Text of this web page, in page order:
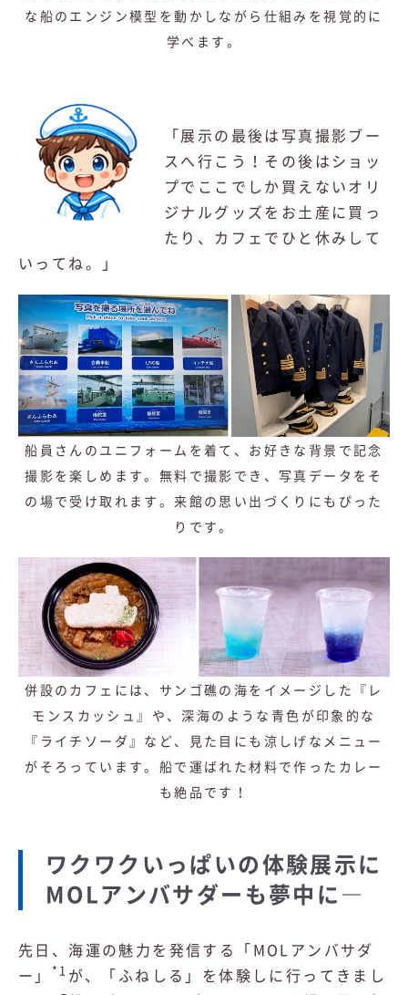
な船のエンジン模型を動かしながら仕組みを視覚的に
学べます。
「展示の最後は写真撮影ブー
スへ行こう！その後はショッ
プでここでしか買えないオリ
ジナルグッズをお土産に買っ
たり、カフェでひと休みして
いってね。」
船員さんのユニフォームを着て、お好きな背景で記念
撮影を楽しめます。無料で撮影でき、写真データをそ
の場で受け取れます。来館の思い出づくりにもぴった
りです。
併設のカフェには、サンゴ礁の海をイメージした『レ
モンスカッシュ』や、深海のような青色が印象的な
『ライチソーダ』など、見た目にも涼しげなメニュー
がそろっています。船で運ばれた材料で作ったカレー
も絶品です！
ワクワクいっぱいの体験展示に
MOLアンバサダーも夢中に―
先日、海運の魅力を発信する「MOLアンバサダ
ー」
*1 が、「ふねしる」を体験しに行ってきまし